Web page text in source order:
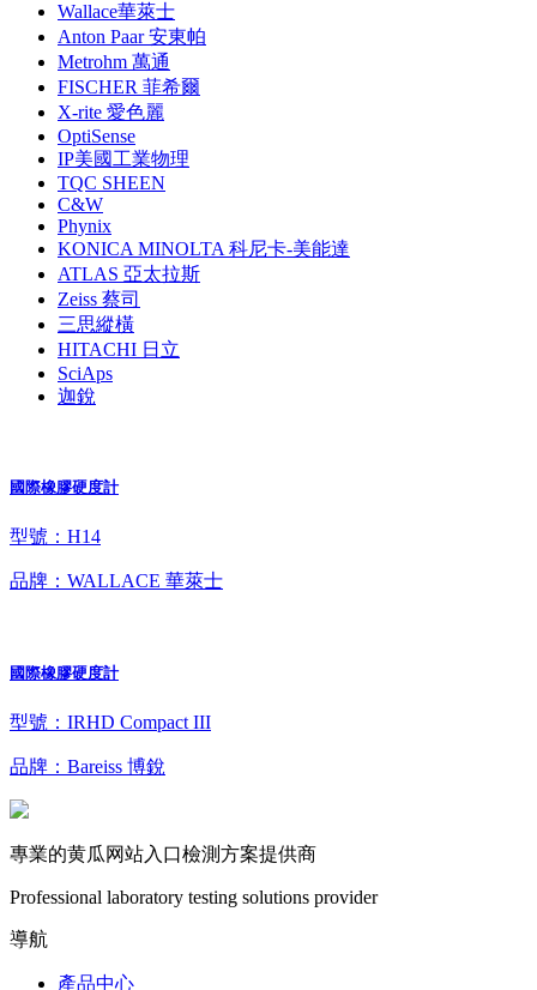
Wallace華萊士
Anton Paar 安東帕
Metrohm 萬通
FISCHER 菲希爾
X-rite 愛色麗
OptiSense
IP美國工業物理
TQC SHEEN
C&W
Phynix
KONICA MINOLTA 科尼卡-美能達
ATLAS 亞太拉斯
Zeiss 蔡司
三思縱橫
HITACHI 日立
SciAps
迦銳
國際橡膠硬度計
型號：H14
品牌：WALLACE 華萊士
國際橡膠硬度計
型號：IRHD Compact III
品牌：Bareiss 博銳
專業的黄瓜网站入口檢測方案提供商
Professional laboratory testing solutions provider
導航
產品中心